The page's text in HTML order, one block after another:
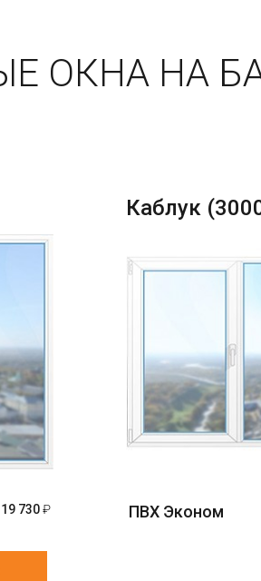
ОКНА НА
730₽
Каблук
ПВХ Эконом